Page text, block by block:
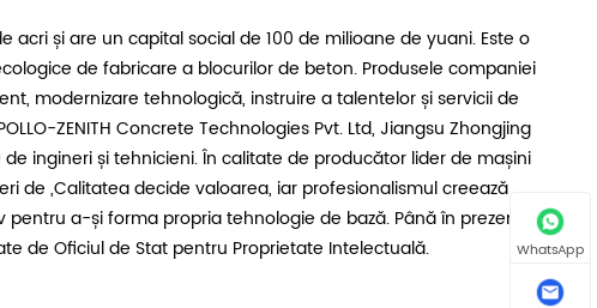
acri și are un capital social de 100 de milioane de yuani. Este o
de fabricare a blocurilor de beton. Produsele companiei
modernizare tehnologică, instruire a talentelor și servicii de
ZENITH Concrete Technologies Pvt. Ltd, Jiangsu Zhongjing
ingineri și tehnicieni. În calitate de producător lider de mașini
de „Calitatea decide valoarea, iar profesionalismul creează
a-și forma propria tehnologie de bază. Până în prezent,
de Oficiul de Stat pentru Proprietate Intelectuală.
WhatsApp